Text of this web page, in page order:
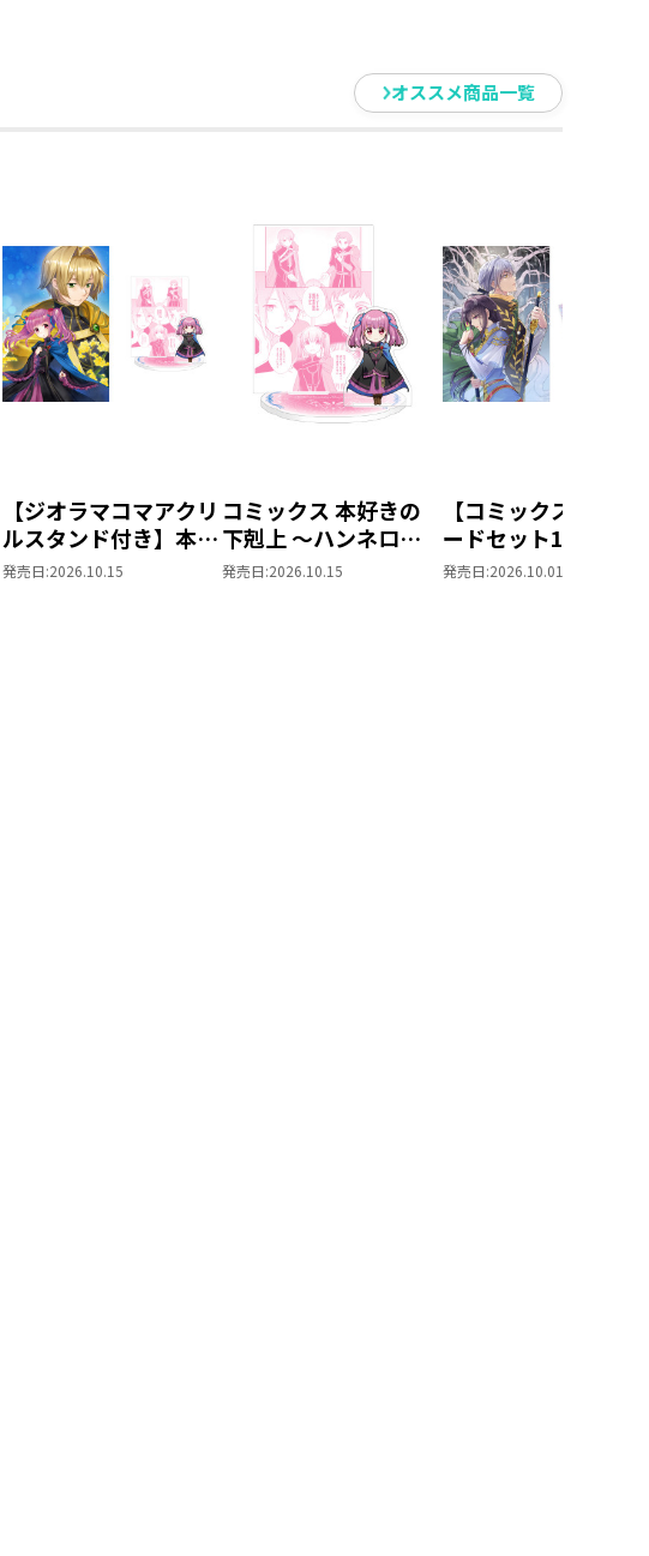
オススメ商品一覧
【ジオラマコマアクリ
ルスタンド付き】本好
きの下剋上 ～ハンネ
発売日:2026.10.15
コミックス 本好きの
下剋上 ～ハンネロー
レの貴族院五年生～
発売日:2026.10.15
【コミックスポスト
ードセット1付き】恋
した人は、妹の代わ
発売日:2026.10.01